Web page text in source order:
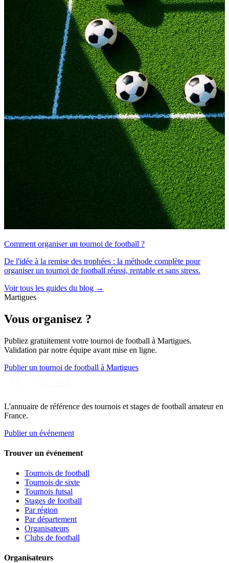
Comment organiser un tournoi de football ?
De l'idée à la remise des trophées : la méthode complète pour
organiser un tournoi de football réussi, rentable et sans stress.
Voir tous les guides du blog →
Martigues
Vous organisez ?
Publiez gratuitement votre tournoi de football à Martigues.
Validation par notre équipe avant mise en ligne.
Publier un tournoi de football à Martigues
L'annuaire de référence des tournois et stages de football amateur en
France.
Publier un événement
Trouver un événement
Tournois de football
Tournois de sixte
Tournois futsal
Stages de football
Par région
Par département
Organisateurs
Clubs de football
Organisateurs